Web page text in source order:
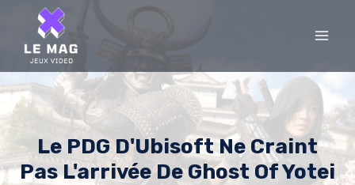
content
Le PDG D'Ubisoft Ne Craint
Pas L'arrivée De Ghost Of Yotei